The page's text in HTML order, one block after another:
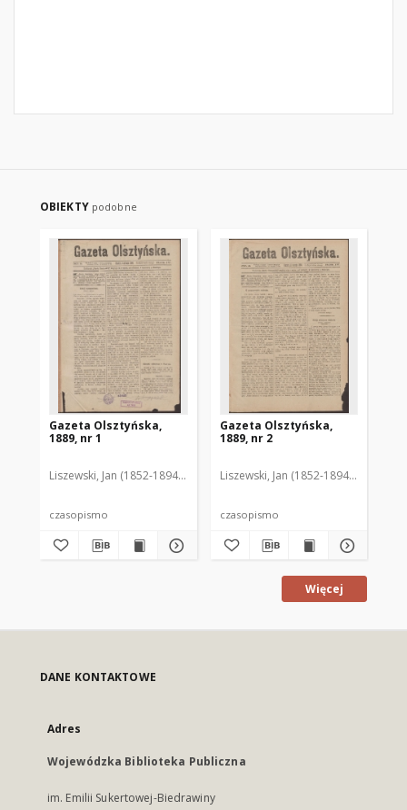
OBIEKTY podobne
Gazeta Olsztyńska,
1889, nr 1
Liszewski, Jan (1852-1894). Red.
czasopismo
Gazeta Olsztyńska,
1889, nr 2
Liszewski, Jan (1852-1894). Red.
czasopismo
Więcej
DANE KONTAKTOWE
Adres
Wojewódzka Biblioteka Publiczna
im. Emilii Sukertowej-Biedrawiny